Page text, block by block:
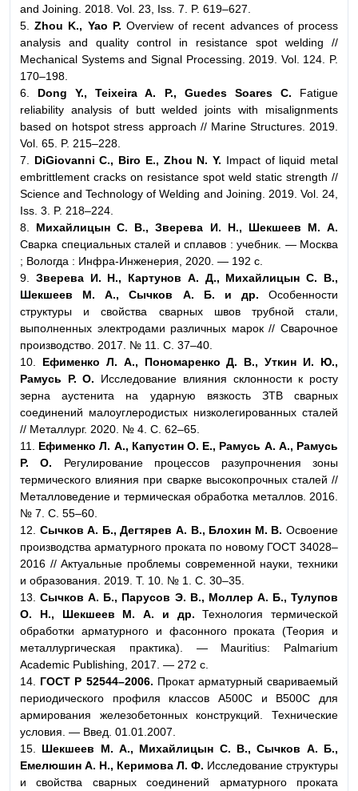
and Joining. 2018. Vol. 23, Iss. 7. P. 619–627.
5.Zhou K., Yao P. Overview of recent advances of process
analysis and quality control in resistance spot welding //
Mechanical Systems and Signal Processing. 2019. Vol. 124. P.
170–198.
6. Dong Y., Teixeira A. P., Guedes Soares C. Fatigue
reliability analysis of butt welded joints with misalignments
based on hotspot stress approach // Marine Structures. 2019.
Vol. 65. P. 215–228.
7. DiGiovanni C., Biro E., Zhou N. Y. Impact of liquid metal
embrittlement cracks on resistance spot weld static strength //
Science and Technology of Welding and Joining. 2019. Vol. 24,
Iss. 3. P. 218–224.
8. Михайлицын С. В., Зверева И. Н., Шекшеев М. А.
Сварка специальных сталей и сплавов : учебник. — Москва
; Вологда : Инфра-Инженерия, 2020. — 192 с.
9. Зверева И. Н., Картунов А. Д., Михайлицын С. В.,
Шекшеев М. А., Сычков А. Б. и др. Особенности
структуры и свойства сварных швов трубной стали,
выполненных электродами различных марок // Сварочное
производство. 2017. № 11. С. 37–40.
10. Ефименко Л. А., Пономаренко Д. В., Уткин И. Ю.,
Рамусь Р. О. Исследование влияния склонности к росту
зерна аустенита на ударную вязкость ЗТВ сварных
соединений малоуглеродистых низколегированных сталей
// Металлург. 2020. № 4. С. 62–65.
11.
Ефименко Л. А., Капустин О. Е., Рамусь А. А., Рамусь
Р. О. Регулирование процессов разупрочнения зоны
термического влияния при сварке высокопрочных сталей //
Металловедение и термическая обработка металлов. 2016.
№ 7. С. 55–60.
12. Сычков А. Б., Дегтярев А. В., Блохин М. В. Освоение
производства арматурного проката по новому ГОСТ 34028–
2016 // Актуальные проблемы современной науки, техники
и образования. 2019. Т. 10. № 1. С. 30–35.
13.Сычков А. Б., Парусов Э. В., Моллер А. Б., Тулупов
О. Н., Шекшеев М. А. и др. Технология термической
обработки арматурного и фасонного проката (Теория и
металлургическая практика). — Mauritius: Palmarium
Academic Publishing, 2017. — 272 с.
14. ГОСТ Р 52544–2006. Прокат арматурный свариваемый
периодического профиля классов А500С и В500С для
армирования железобетонных конструкций. Технические
условия. — Введ. 01.01.2007.
15. Шекшеев М. А., Михайлицын С. В., Сычков А. Б.,
Емелюшин А. Н., Керимова Л. Ф. Исследование структуры
и свойства сварных соединений арматурного проката